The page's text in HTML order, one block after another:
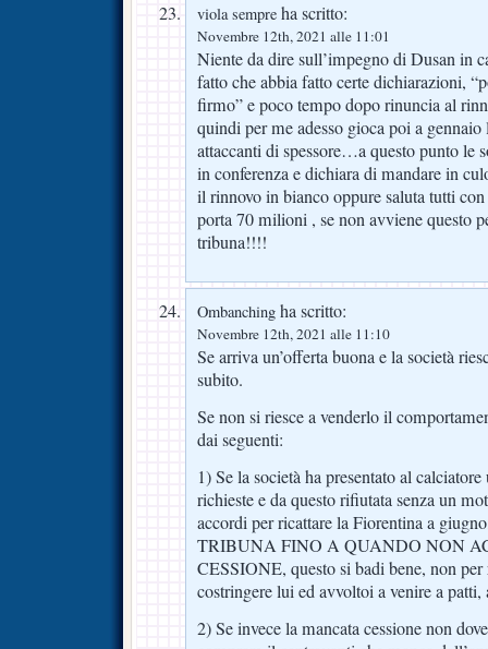
viola sempre ha scritto:
Novembre 12th, 2021 alle 11:01
Niente da dire sull’impegno di Dusan in
fatto che abbia fatto certe dichiarazioni,
firmo” e poco tempo dopo rinuncia al
quindi per me adesso gioca poi a gennaio
attaccanti di spessore…a questo punto le
in conferenza e dichiara di mandare in
il rinnovo in bianco oppure saluta tutti
porta 70 milioni , se non avviene questo
tribuna!!!!
Ombanching ha scritto:
Novembre 12th, 2021 alle 11:10
Se arriva un’offerta buona e la società
subito.
Se non si riesce a venderlo il
dai seguenti:
1) Se la società ha presentato al
richieste e da questo rifiutata senza un
accordi per ricattare la Fiorentina a
TRIBUNA FINO A QUANDO NON
CESSIONE, questo si badi bene, non
costringere lui ed avvoltoi a venire a
2) Se invece la mancata cessione non